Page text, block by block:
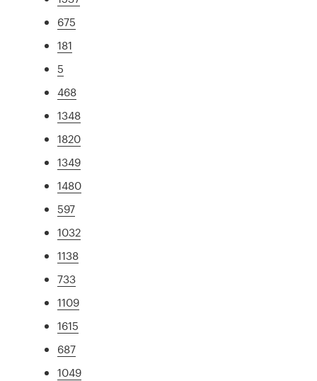
675
181
5
468
1348
1820
1349
1480
597
1032
1138
733
1109
1615
687
1049